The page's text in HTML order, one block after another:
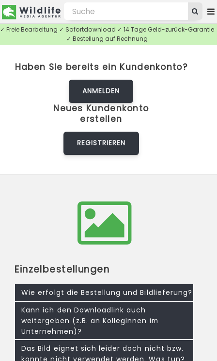
✓ Freie Bearbeitung ✓ Sofortdownload ✓ 14 Tage Geld-zurück-Garantie
✓ Bestellung auf Rechnung
Haben Sie bereits ein Kundenkonto?
ANMELDEN
Neues Kundenkonto
erstellen
REGISTRIEREN
Einzelbestellungen
Wie erfolgt die Bestellung und Bildlieferung?
Kann ich den Downloadlink auch
weitergeben (z.B. an KollegInnen im
Unternehmen)?
Das Bild eignet sich leider doch nicht bzw.